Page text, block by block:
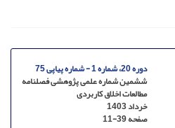
دوره 20، شماره 1 - شماره پیاپی 75
ششمین شماره علمی پژوهشی فصلنامه
مطالعات اخلاق کاربردی
خرداد 1403
صفحه11-39